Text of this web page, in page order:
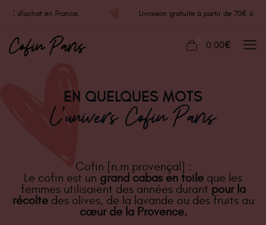
d'achat en France. Livraison gratuite à partir de 70€
0
0.00€
EN QUELQUES MOTS
L'univers Cofin Paris
Cofin [n.m provençal] :
Le cofin est un grand cabas en toile que les
femmes utilisaient des années durant pour la
récoltedes olives, de la lavande ou des fruits au
cœur de la Provence.